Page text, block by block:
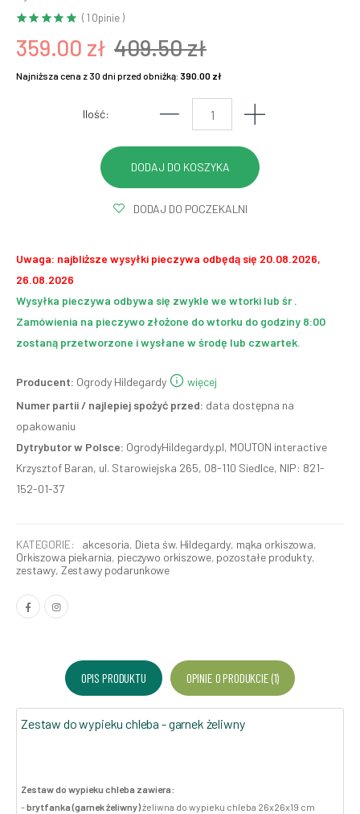
( 1 Opinie )
359.00 zł 409.50 zł
Najniższa cena z 30 dni przed obniżką: 390.00 zł
Ilość:
DODAJ DO POCZEKALNI
Uwaga: najbliższe wysyłki pieczywa odbędą się 20.08.2026,
26.08.2026
Wysyłka pieczywa odbywa się zwykle we wtorki lub śr .
Zamówienia na pieczywo złożone do wtorku do godziny 8:00
zostaną przetworzone i wysłane w środę lub czwartek.
Producent: Ogrody Hildegardy
więcej
Numer partii / najlepiej spożyć przed: data dostępna na
opakowaniu
Dytrybutor w Polsce: OgrodyHildegardy.pl, MOUTON interactive
Krzysztof Baran, ul. Starowiejska 265, 08-110 Siedlce, NIP: 821-
152-01-37
KATEGORIE: akcesoria, Dieta św. Hildegardy, mąka orkiszowa,
Orkiszowa piekarnia, pieczywo orkiszowe, pozostałe produkty,
zestawy, Zestawy podarunkowe
OPIS PRODUKTU OPINIE O PRODUKCIE (1)
Zestaw do wypieku chleba - garnek żeliwny
Zestaw do wypieku chleba zawiera:
-brytfanka (garnek żeliwny)żeliwna do wypieku chleba 26x26x19 cm